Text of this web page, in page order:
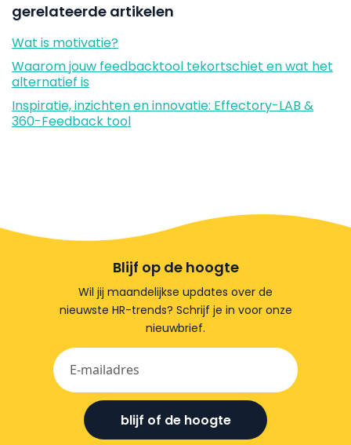
gerelateerde artikelen
Wat is motivatie?
Waarom jouw feedbacktool tekortschiet en wat het
alternatief is
Inspiratie, inzichten en innovatie: Effectory-LAB &
360-Feedback tool
Blijf op de hoogte
Wil jij maandelijkse updates over de
nieuwste HR-trends? Schrijf je in voor onze
nieuwbrief.
blijf of de hoogte